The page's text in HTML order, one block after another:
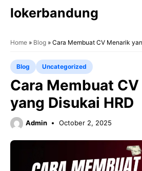
Skiplokerbandung
Home » Blog » Cara Membuat CV Menarik
Blog Uncategorized
Cara Membuat
yang Disukai HRD
Admin October 2, 2025